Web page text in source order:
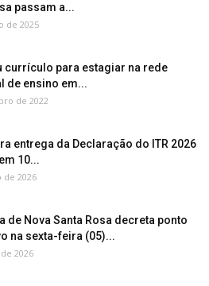
passam a...
de 2025
currículo para estagiar na rede
de ensino em...
de 2022
entrega da Declaração do ITR 2026
10...
de 2026
de Nova Santa Rosa decreta ponto
na sexta-feira (05)...
2026